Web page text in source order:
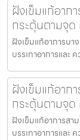
ฝังเข็มแก้อาก
กระตุ้นตามจุด
ฝังเข็มแก้อาการบ
บรรเทาอาการและ
ฝังเข็มแก้อาก
กระตุ้นตามจุด
ฝังเข็มแก้อาการสา
บรรเทาอาการและ